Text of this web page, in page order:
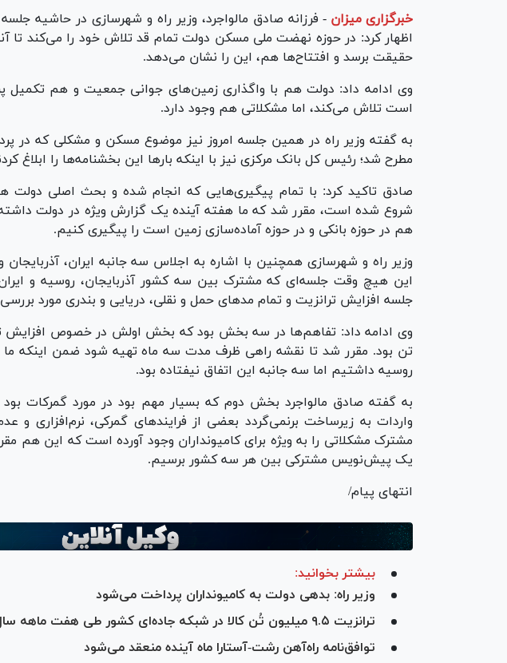
خبرگزاری میزان - فرزانه صادق مالواجرد، وزیر راه و شهرسازی در حاشیه
اظهار کرد: در حوزه نهضت ملی مسکن دولت تمام قد تلاش خود را می‌کند تا
حقیقت برسد و افتتاح‌ها هم، این را نشان می‌دهد.
وی ادامه داد: دولت هم با واگذاری زمین‌های جوانی جمعیت و هم تکمیل
است تلاش می‌کند، اما مشکلاتی هم وجود دارد.
به گفته وزیر راه در همین جلسه امروز نیز موضوع مسکن و مشکلی که در
مطرح شد؛ رئیس کل بانک مرکزی نیز با اینکه بار‌ها این بخشنامه‌ها را ابلاغ
صادق تاکید کرد: با تمام پیگیری‌هایی که انجام شده و بحث اصلی دولت
شروع شده است، مقرر شد که ما هفته آینده یک گزارش ویژه در دولت
هم در حوزه بانکی و در حوزه آماده‌سازی زمین است را پیگیری کنیم.
وزیر راه و شهرسازی همچنین با اشاره به اجلاس سه جانبه ایران،
این هیچ وقت جلسه‌ای که مشترک بین سه کشور آذربایجان، روسیه و ایران
جلسه افزایش ترانزیت و تمام مدهای حمل و نقلی، دریایی و بندری مورد
تن بود. مقرر شد تا نقشه راهی ظرف مدت سه ماه تهیه شود ضمن اینکه ما
روسیه داشتیم اما سه جانبه این اتفاق نیفتاده بود.
به گفته صادق مالواجرد بخش دوم که بسیار مهم بود در مورد گمرکات بود
واردات به زیرساخت برنمی‌گردد بعضی از فرایندهای گمرکی، نرم‌افزاری و
مشترک مشکلاتی را به ویژه برای کامیونداران وجود آورده است که این هم
یک پیش‌نویس مشترکی بین هر سه کشور برسیم.
انتهای پیام/
بیشتر بخوانید:
وزیر راه: بدهی دولت به کامیونداران پرداخت می‌شود
ترانزیت ۹.۵ میلیون تُن کالا در شبکه جاده‌ای کشور طی هفت ماهه سال جاری
توافق‌نامه راه‌آهن رشت-آستارا ماه آینده منعقد می‌شود